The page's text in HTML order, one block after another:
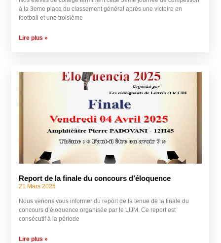
à la 3eme place du classement général après une victoire en
football et une troisième
Lire plus »
Report de la finale du concours d’éloquence
21 Mars 2025
Nous venons vous informer du report de la tenue de la finale du
concours d’éloquence organisée par le LIJM. Ce report est
consécutif à la période
Lire plus »